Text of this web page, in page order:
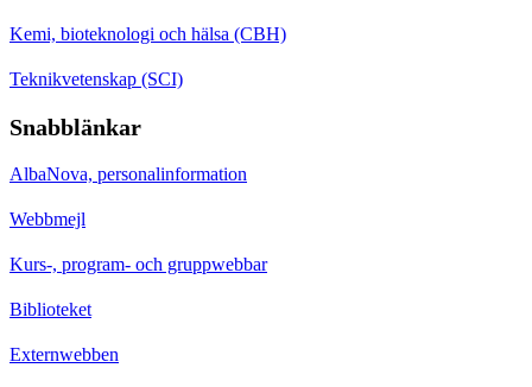
Kemi, bioteknologi och hälsa (CBH)
Teknikvetenskap (SCI)
Snabblänkar
AlbaNova, personalinformation
Webbmejl
Kurs-, program- och gruppwebbar
Biblioteket
Externwebben